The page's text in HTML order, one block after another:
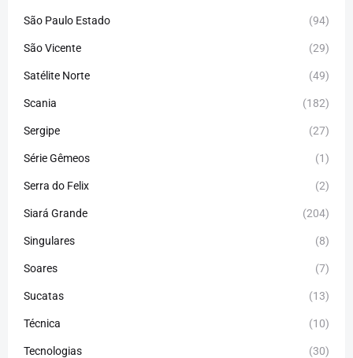
São Paulo Estado (94)
São Vicente (29)
Satélite Norte (49)
Scania (182)
Sergipe (27)
Série Gêmeos (1)
Serra do Felix (2)
Siará Grande (204)
Singulares (8)
Soares (7)
Sucatas (13)
Técnica (10)
Tecnologias (30)